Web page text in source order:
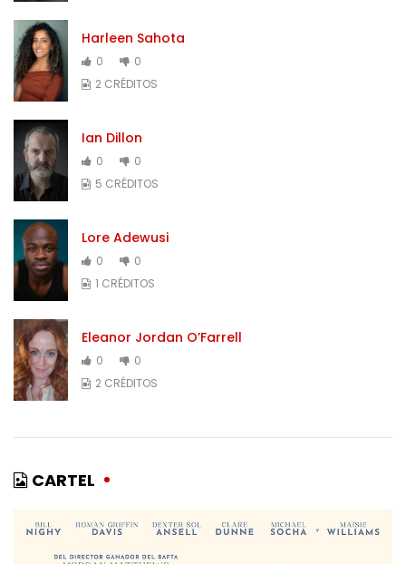
Harleen Sahota
0
0
2 CRÉDITOS
Ian Dillon
0
0
5 CRÉDITOS
Lore Adewusi
0
0
1 CRÉDITOS
Eleanor Jordan O’Farrell
0
0
2 CRÉDITOS
CARTEL